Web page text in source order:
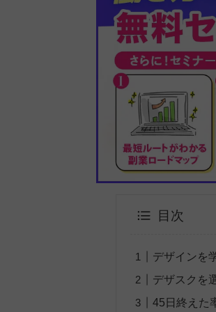
目次
デザインを
デザスクを
45日終えた